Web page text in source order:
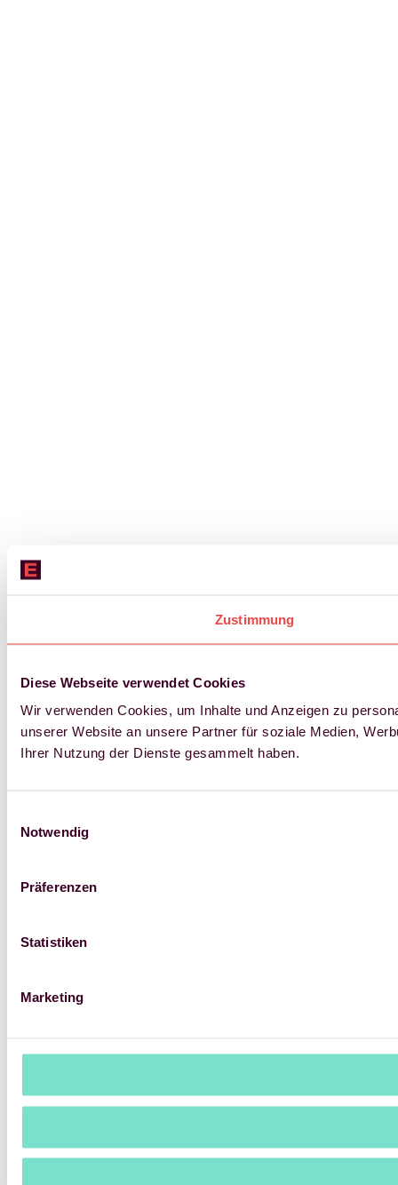
Zustimmung
Diese Webseite verwendet Cookies
Wir verwenden Cookies, um Inhalte und Anzeigen zu
unserer Website an unsere Partner für soziale Medien,
Ihrer Nutzung der Dienste gesammelt haben.
Notwendig
Präferenzen
Statistiken
Marketing